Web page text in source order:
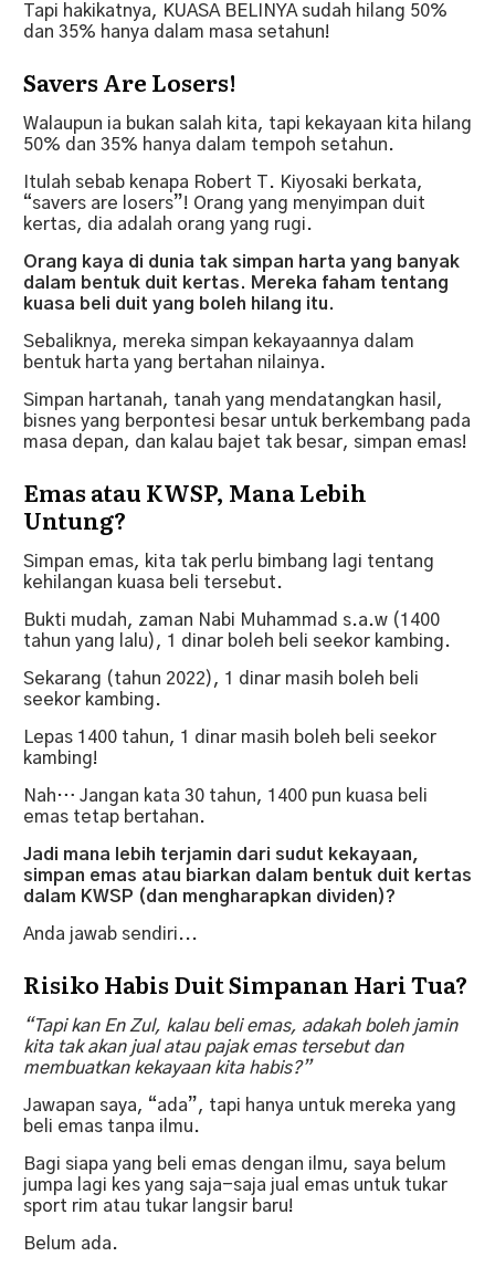
Tapi hakikatnya, KUASA BELINYA sudah hilang 50%
dan 35% hanya dalam masa setahun!
Savers Are Losers!
Walaupun ia bukan salah kita, tapi kekayaan kita hilang
50% dan 35% hanya dalam tempoh setahun.
Itulah sebab kenapa Robert T. Kiyosaki berkata,
“savers are losers”! Orang yang menyimpan duit
kertas, dia adalah orang yang rugi.
Orang kaya di dunia tak simpan harta yang banyak
dalam bentuk duit kertas. Mereka faham tentang
kuasa beli duit yang boleh hilang itu.
Sebaliknya, mereka simpan kekayaannya dalam
bentuk harta yang bertahan nilainya.
Simpan hartanah, tanah yang mendatangkan hasil,
bisnes yang berpontesi besar untuk berkembang pada
masa depan, dan kalau bajet tak besar, simpan emas!
Emas atau KWSP, Mana Lebih
Untung?
Simpan emas, kita tak perlu bimbang lagi tentang
kehilangan kuasa beli tersebut.
Bukti mudah, zaman Nabi Muhammad s.a.w (1400
tahun yang lalu), 1 dinar boleh beli seekor kambing.
Sekarang (tahun 2022), 1 dinar masih boleh beli
seekor kambing.
Lepas 1400 tahun, 1 dinar masih boleh beli seekor
kambing!
Nah… Jangan kata 30 tahun, 1400 pun kuasa beli
emas tetap bertahan.
Jadi mana lebih terjamin dari sudut kekayaan,
simpan emas atau biarkan dalam bentuk duit kertas
dalam KWSP (dan mengharapkan dividen)?
Anda jawab sendiri...
Risiko Habis Duit Simpanan Hari Tua?
“Tapi kan En Zul, kalau beli emas, adakah boleh jamin
kita tak akan jual atau pajak emas tersebut dan
membuatkan kekayaan kita habis?”
Jawapan saya, “ada”, tapi hanya untuk mereka yang
beli emas tanpa ilmu.
Bagi siapa yang beli emas dengan ilmu, saya belum
jumpa lagi kes yang saja-saja jual emas untuk tukar
sport rim atau tukar langsir baru!
Belum ada.